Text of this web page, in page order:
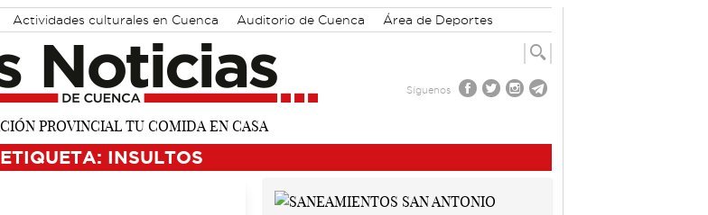
Actividades culturales en Cuenca Auditorio de Cuenca
Área de Deportes
Síguenos
ETIQUETA: INSULTOS